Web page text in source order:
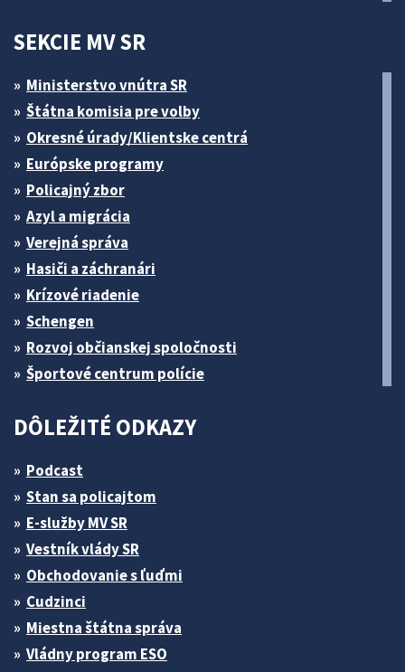
SEKCIE MV SR
Ministerstvo vnútra SR
Štátna komisia pre volby
Okresné úrady/Klientske centrá
Európske programy
Policajný zbor
Azyl a migrácia
Verejná správa
Hasiči a záchranári
Krízové riadenie
Schengen
Rozvoj občianskej spoločnosti
Športové centrum polície
DÔLEŽITÉ ODKAZY
Podcast
Stan sa policajtom
E-služby MV SR
Vestník vlády SR
Obchodovanie s ľuďmi
Cudzinci
Miestna štátna správa
Vládny program ESO